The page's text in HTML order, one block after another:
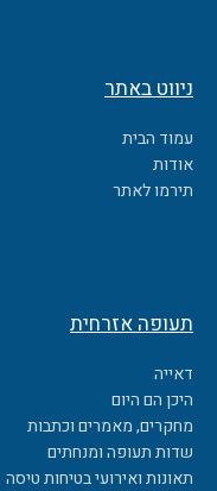
ניווט באתר
עמוד הבית
אודות
תירמו לאתר
תעופה אזרחית
דאייה
היכן הם היום
מחקרים, מאמרים וכתבות
שדות תעופה ומנחתים
תאונות ואירועי בטיחות טיסה